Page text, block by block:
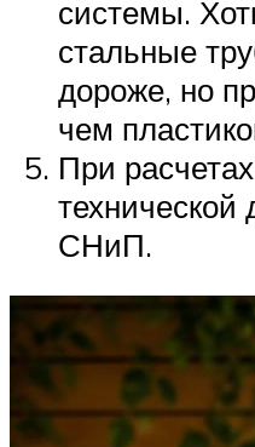
системы.
стальные
дороже, но
чем
При
технической
СНиП.